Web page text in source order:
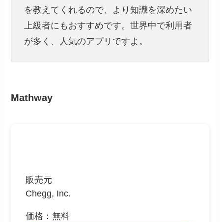
を教えてくれるので、より知識を深めたい
上級者にもおすすめです。世界中で利用者
が多く、人気のアプリですよ。
Mathway
販売元
Chegg, Inc.
価格：無料